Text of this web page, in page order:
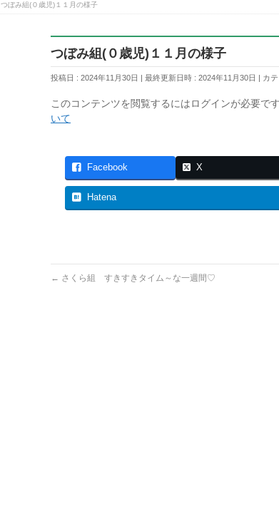
つぼみ組(０歳児)１１月の様子
つぼみ組(０歳児)１１月の様子
投稿日 : 2024年11月30日 最終更新日時 : 2024年11月30日 カ
このコンテンツを閲覧するにはログインが必要で
いて
Facebook X
Hatena
← さくら組 すきすきタイム～な一週間♡